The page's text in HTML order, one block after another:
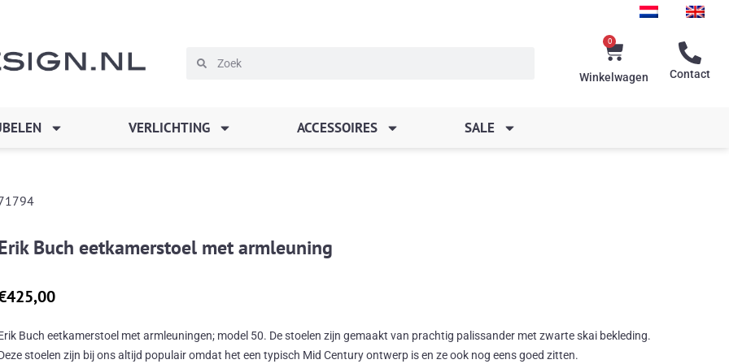
ZoekenZoeken
0
Winkelwagen
Winkelwagen Contact
VERLICHTING ACCESSOIRES SALE
Buch eetkamerstoel met armleuning
425,00
Buch eetkamerstoel met armleuningen; model 50. De stoelen zijn gemaakt van prachtig palissander met zwarte skai bekleding.
stoelen zijn bij ons altijd populair omdat het een typisch Mid Century ontwerp is en ze ook nog eens goed zitten.